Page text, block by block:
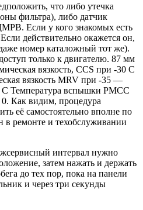
что либо утечка
фильтра), либо датчик
Если у кого знакомых есть
действительно окажется он,
номер каталожный тот же).
только к двигателю. 87 мм
вязкость, CCS при -30 С
вязкость MRV при -35 —
C Температура вспышки PMCC
0. Как видим, процедура
её самостоятельно вполне по
в ремонте и техобслуживании
интервал нужно
затем нажать и держать
до тех пор, пока на панели
и через три секунды